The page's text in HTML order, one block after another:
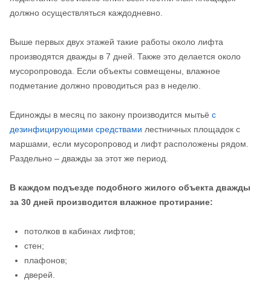
должно осуществляться каждодневно.
Выше первых двух этажей такие работы около лифта
производятся дважды в 7 дней. Также это делается около
мусоропровода. Если объекты совмещены, влажное
подметание должно проводиться раз в неделю.
Единожды в месяц по закону производится мытьё с
дезинфицирующими средствами лестничных площадок с
маршами, если мусоропровод и лифт расположены рядом.
Раздельно – дважды за этот же период.
В каждом подъезде подобного жилого объекта дважды
за 30 дней производится влажное протирание:
потолков в кабинах лифтов;
стен;
плафонов;
дверей.